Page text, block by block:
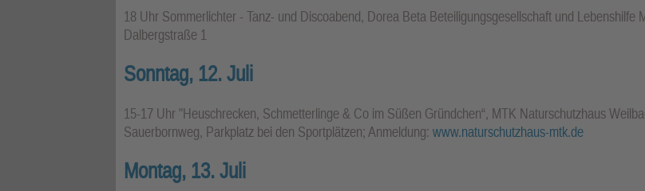
18 Uhr Sommerlichter - Tanz- und Discoabend, Dorea Beta Beteiligungsgesellschaft und Lebenshilfe
Dalbergstraße 1
Sonntag, 12. Juli
15-17 Uhr "Heuschrecken, Schmetterlinge & Co im Süßen Gründchen“, MTK Naturschutzhaus
Sauerbornweg, Parkplatz bei den Sportplätzen; Anmeldung: www.naturschutzhaus-mtk.de
Montag, 13. Juli